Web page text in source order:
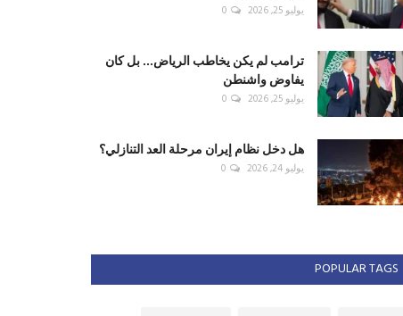
يوليو 25, 2026 0
ترامب لم يكن يخاطب الرياض... بل كان
يفاوض واشنطن
يوليو 25, 2026 0
هل دخل نظام إيران مرحلة العد التنازلي؟
يوليو 24, 2026 0
POPULAR TAGS